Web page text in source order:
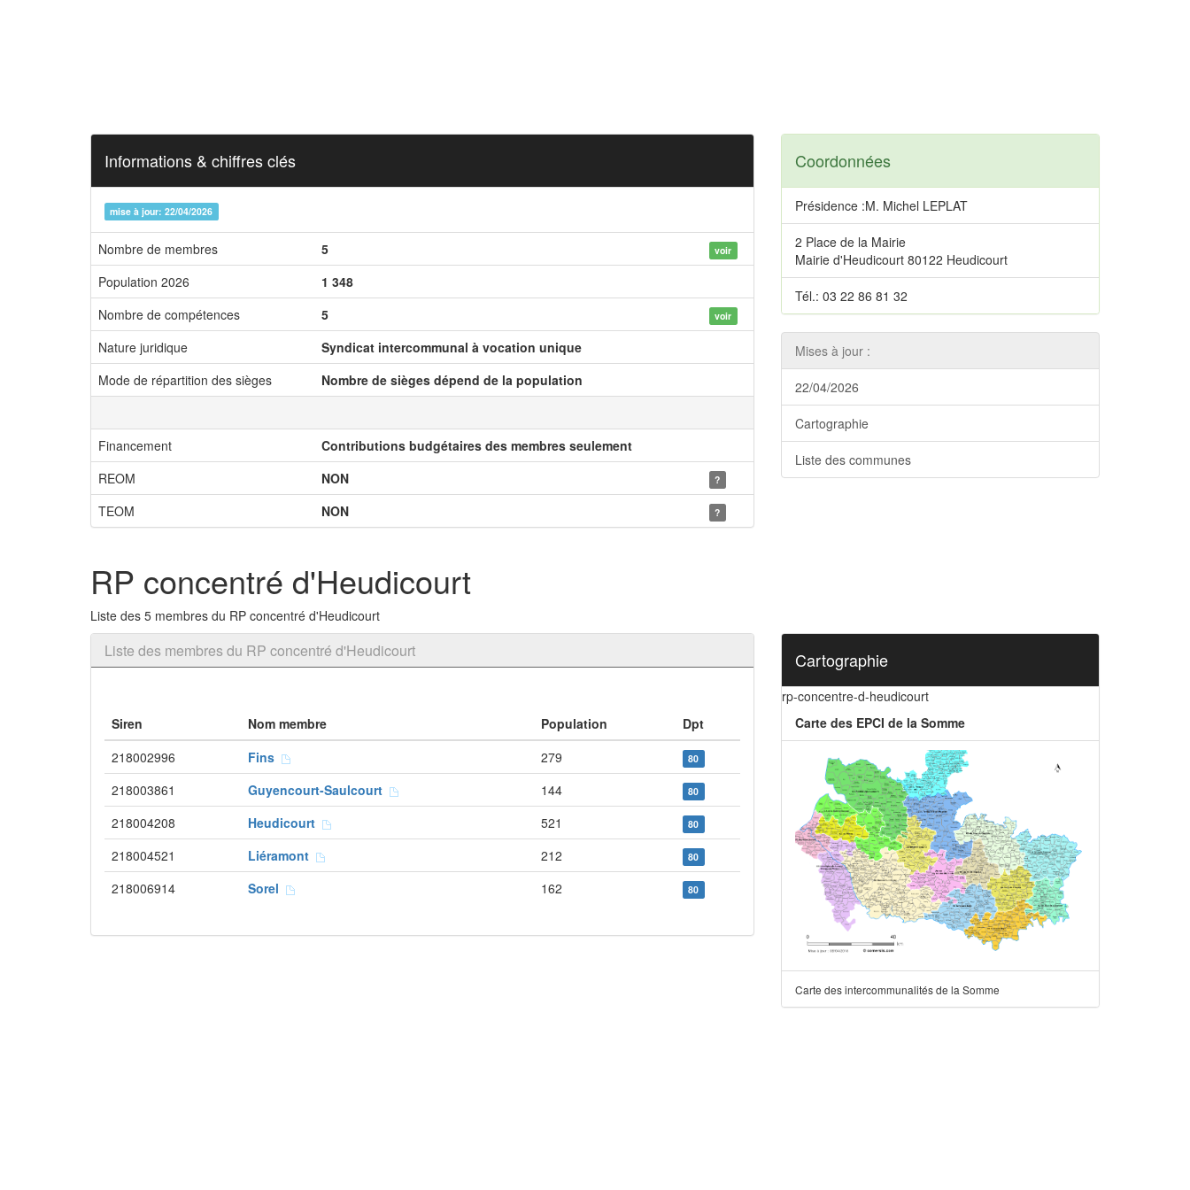
Informations & chiffres clés
mise à jour: 22/04/2026
Nombre de membres 5 voir
Population 2026
1 348
Nombre de compétences
5 voir
Nature juridique
Syndicat intercommunal à vocation unique
Mode de répartition des sièges
Nombre de sièges dépend de la population
Financement
Contributions budgétaires des membres seulement
REOM
NON ?
TEOM NON ?
Coordonnées
Présidence :M. Michel LEPLAT
2 Place de la Mairie
Mairie d'Heudicourt 80122 Heudicourt
Tél.: 03 22 86 81 32
Mises à jour :
22/04/2026
Cartographie
Liste des communes
RP concentré d'Heudicourt
Liste des 5 membres du RP concentré d'Heudicourt
Liste des membres du RP concentré d'Heudicourt
Siren Nom membre Population
Dpt
218002996
Fins 279 80
218003861 Guyencourt-Saulcourt 144 80
218004208 Heudicourt 521 80
218004521 Liéramont 212 80
218006914 Sorel 162 80
Cartographie
rp-concentre-d-heudicourt
Carte des EPCI de la Somme
Carte des intercommunalités de la Somme